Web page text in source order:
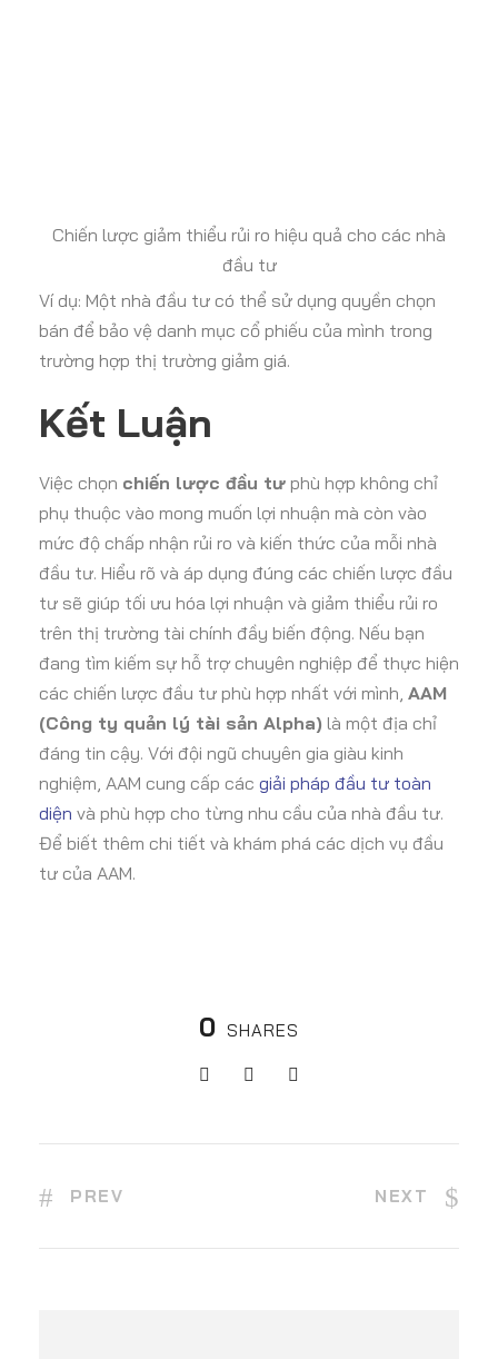
Chiến lược giảm thiểu rủi ro hiệu quả cho các nhà
đầu tư
Ví dụ: Một nhà đầu tư có thể sử dụng quyền chọn
bán để bảo vệ danh mục cổ phiếu của mình trong
trường hợp thị trường giảm giá.
Kết Luận
Việc chọn chiến lược đầu tư phù hợp không chỉ
phụ thuộc vào mong muốn lợi nhuận mà còn vào
mức độ chấp nhận rủi ro và kiến thức của mỗi nhà
đầu tư. Hiểu rõ và áp dụng đúng các chiến lược đầu
tư sẽ giúp tối ưu hóa lợi nhuận và giảm thiểu rủi ro
trên thị trường tài chính đầy biến động. Nếu bạn
đang tìm kiếm sự hỗ trợ chuyên nghiệp để thực hiện
các chiến lược đầu tư phù hợp nhất với mình, AAM
(Công ty quản lý tài sản Alpha) là một địa chỉ
đáng tin cậy. Với đội ngũ chuyên gia giàu kinh
nghiệm, AAM cung cấp các giải pháp đầu tư toàn
diện và phù hợp cho từng nhu cầu của nhà đầu tư.
Để biết thêm chi tiết và khám phá các dịch vụ đầu
tư của AAM.
0 SHARES
PREV NEXT